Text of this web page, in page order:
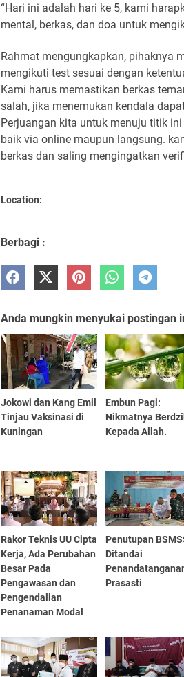
“Hari ini adalah hari ke 5, kami
mental, berkas, dan doa untuk
Rahmat mengungkapkan, pihaknya
mengikuti test sesuai dengan
Kami harus memastikan berkas
salah, jika menemukan kendala
Perjuangan kita untuk menuju titik
baik via online maupun langsung.
berkas dan saling mengingatkan
Location:
Berbagi :
Anda mungkin menyukai postingan
Jokowi dan Kang Emil
Tinjau Vaksinasi di
Kuningan
Embun Pagi:
Nikmatnya
Kepada Allah.
Rakor Teknis UU Cipta
Kerja, Ada Perubahan
Besar Pada
Pengawasan dan
Pengendalian
Penanaman Modal
Penutupan
Ditandai
Prasasti